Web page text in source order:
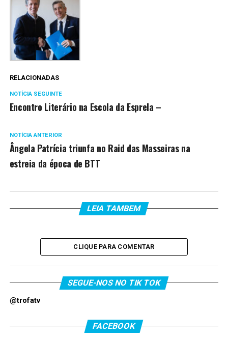
RELACIONADAS
NOTÍCIA SEGUINTE
Encontro Literário na Escola da Esprela –
NOTÍCIA ANTERIOR
Ângela Patrícia triunfa no Raid das Masseiras na
estreia da época de BTT
LEIA TAMBEM
CLIQUE PARA COMENTAR
SEGUE-NOS NO TIK TOK
@trofatv
FACEBOOK